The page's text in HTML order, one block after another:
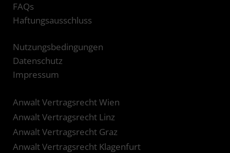
FAQs
Haftungsausschluss
Nutzungsbedingungen
Datenschutz
Impressum
Anwalt Vertragsrecht Wien
Anwalt Vertragsrecht Linz
Anwalt Vertragsrecht Graz
Anwalt Vertragsrecht Klagenfurt